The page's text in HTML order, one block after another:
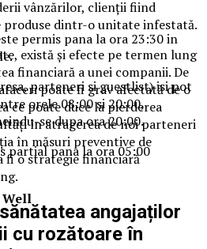
vânzărilor, clienții fiind
produse dintr-o unitate infestată.
există și efecte pe termen lung
financiară a unei companii. De
poate fi grav afectată de o
ce poate duce la pierderea
în atragerea de noi parteneri
în măsuri preventive de
fi o strategie financiară
angajaților
cu rozătoare în
permis pana la ora 23:30 in
parteneri si guestlist) isi pot
orele 08:00 si 20:00,
se dupa ora 20:00.
partial pana la ora 05:00
Well